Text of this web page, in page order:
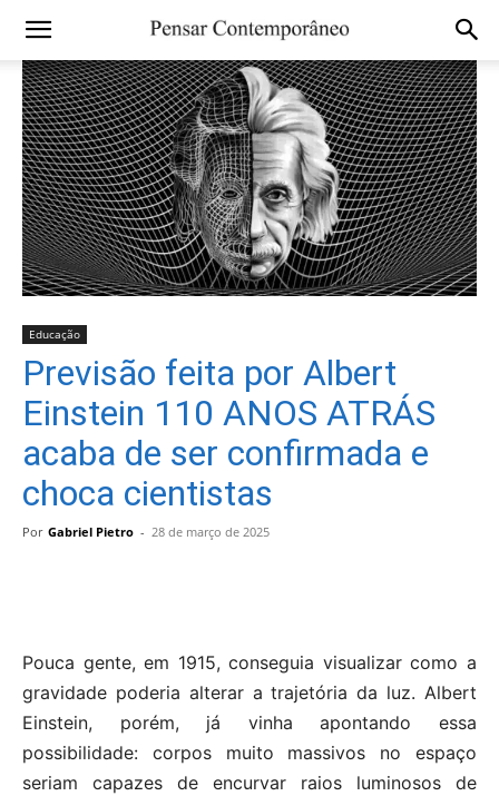
Educação
Previsão feita por Albert
Einstein 110 ANOS ATRÁS
acaba de ser confirmada e
choca cientistas
Por Gabriel Pietro - 28 de março de 2025
Pouca gente, em 1915, conseguia visualizar como a
gravidade poderia alterar a trajetória da luz. Albert
Einstein, porém, já vinha apontando essa
possibilidade: corpos muito massivos no espaço
seriam capazes de encurvar raios luminosos de